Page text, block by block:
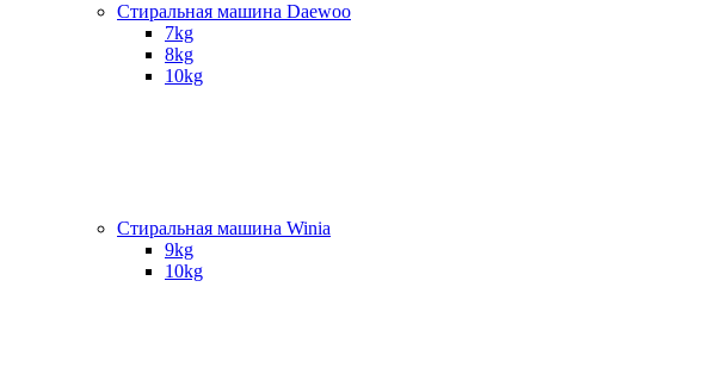
Стиральная машина Daewoo
7kg
8kg
10kg
Стиральная машина Winia
9kg
10kg